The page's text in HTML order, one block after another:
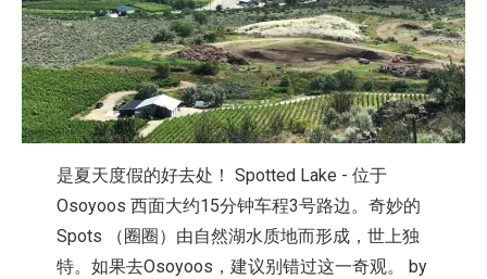
是夏天度假的好去处！ Spotted Lake - 位于
Osoyoos 西面大约15分钟车程3号路边。奇妙的
Spots （圈圈）由自然湖水质地而形成，世上独
特。如果去Osoyoos，建议别错过这一奇观。 by